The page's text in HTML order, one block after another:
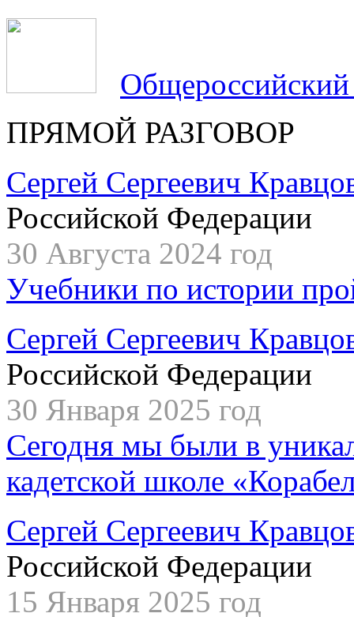
ПРЯМОЙ РАЗГОВОР
Сергей Сергеевич
Российской Федерации
30 Августа 2024 год
Учебники по истории
Сергей Сергеевич
Российской Федерации
30 Января 2025 год
Сегодня мы были в
кадетской школе
Сергей Сергеевич
Российской Федерации
15 Января 2025 год